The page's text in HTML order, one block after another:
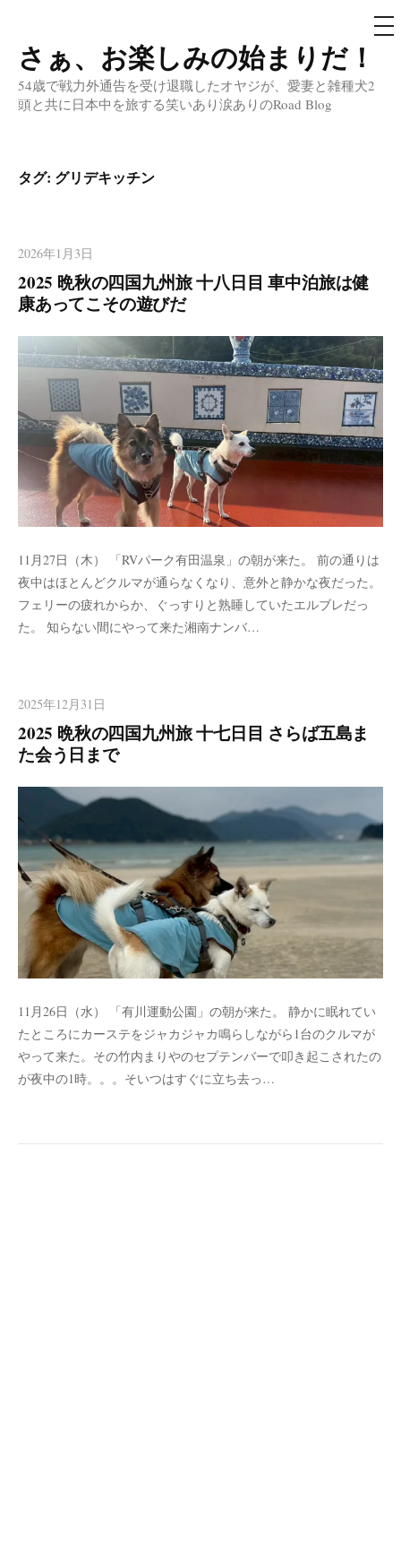
コ
ン
テ
へ
ッ
さぁ、お楽しみの始まりだ！
54歳で戦力外通告を受け退職したオヤジが、愛妻と雑種犬2
頭と共に日本中を旅する笑いあり涙ありのRoad Blog
メ
ニ
タグ: グリデキッチン
2026年1月3日
2025 晩秋の四国九州旅 十八日目 車中泊旅は健
康あってこその遊びだ
11月27日（木） 「RVパーク有田温泉」の朝が来た。 前の通りは
夜中はほとんどクルマが通らなくなり、意外と静かな夜だった。
フェリーの疲れからか、ぐっすりと熟睡していたエルブレだっ
た。 知らない間にやって来た湘南ナンバ…
2025年12月31日
2025 晩秋の四国九州旅 十七日目 さらば五島ま
た会う日まで
11月26日（水） 「有川運動公園」の朝が来た。 静かに眠れてい
たところにカーステをジャカジャカ鳴らしながら1台のクルマが
やって来た。その竹内まりやのセプテンバーで叩き起こされたの
が夜中の1時。。。そいつはすぐに立ち去っ…